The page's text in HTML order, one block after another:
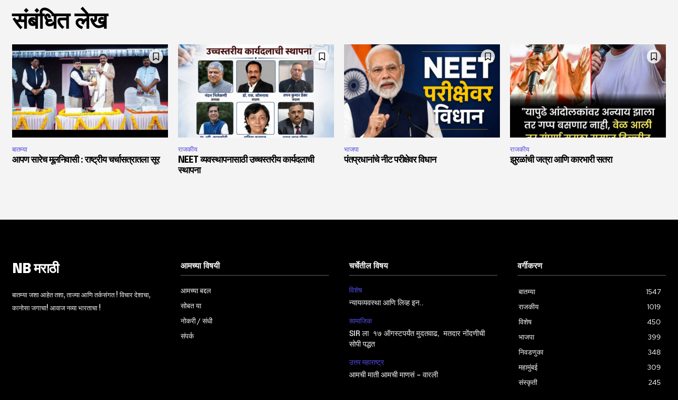
संबंधित लेख
बातम्या
आपण सारेच मूलनिवासी : राष्ट्रीय चर्चासत्रातला सूर
राजकीय
NEET व्यवस्थापनासाठी उच्चस्तरीय कार्यदलाची
स्थापना
भाजपा
पंतप्रधानांचे नीट परीक्षेवर विधान
राजकीय
झुरळांची जत्रा आणि कारभारी सतरा
NB मराठी
बातम्या जशा आहेत तशा, ताज्या आणि तर्कसंगत ! विचार देशाचा,
कानोसा जगाचा! आवाज नव्या भारताचा !
आमच्या विषयी
आमच्या बद्दल
सोबत या
नोकरी / संधी
संपर्क
चर्चेतील विषय
विशेष
न्यायव्यवस्था आणि लिव्ह इन..
सामाजिक
SIR ला १७ ऑगस्टपर्यंत मुदतवाढ, मतदार नोंदणीची
सोपी पद्धत
उत्तर महाराष्ट्र
आमची माती आमची माणसं – वारली
वर्गीकरण
बातम्या
1547
राजकीय
1019
विशेष
450
भाजपा
399
निवडणुका
348
महामुंबई
309
संस्कृती
245